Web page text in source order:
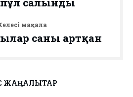
мақала
саны артқан
ЖАҢАЛЫҚТАР